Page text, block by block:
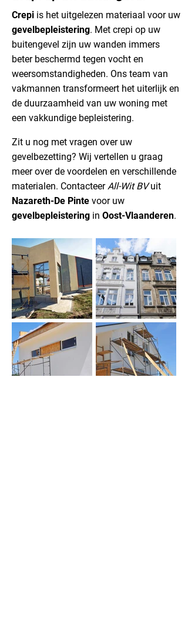
Crepi is het uitgelezen materiaal voor uw
gevelbepleistering. Met crepi op uw
buitengevel zijn uw wanden immers
beter beschermd tegen vocht en
weersomstandigheden. Ons team van
vakmannen transformeert het uiterlijk en
de duurzaamheid van uw woning met
een vakkundige bepleistering.
Zit u nog met vragen over uw
gevelbezetting? Wij vertellen u graag
meer over de voordelen en verschillende
materialen. ContacteerAll-Wit BVuit
Nazareth-De Pinte voor uw
gevelbepleistering in Oost-Vlaanderen.